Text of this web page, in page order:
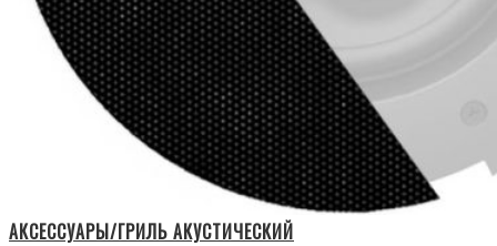
АКСЕССУАРЫ/ГРИЛЬ АКУСТИЧЕСКИЙ